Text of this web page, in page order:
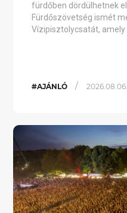
fürdőben dördülhetnek
Fürdőszövetség ismét
Vízipisztolycsatát, amely
#AJÁNLÓ / 2026.08.06.